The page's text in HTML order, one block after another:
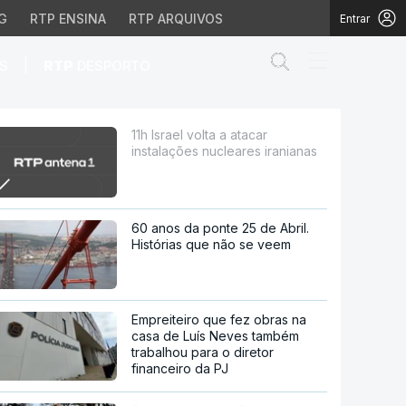
RTP ENSINA RTP ARQUIVOS Entrar
iranianas
11h Israel volta a atacar
instalações nucleares iranianas
60 anos da ponte 25 de Abril.
Histórias que não se veem
Empreiteiro que fez obras na
casa de Luís Neves também
trabalhou para o diretor
financeiro da PJ